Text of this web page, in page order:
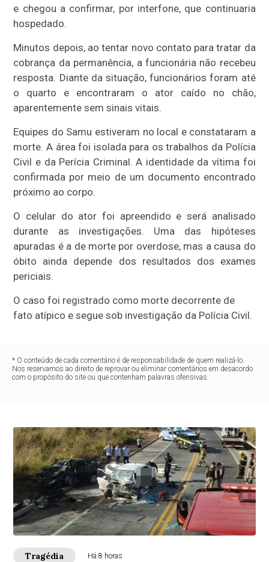
e chegou a confirmar, por interfone, que continuaria
hospedado.
Minutos depois, ao tentar novo contato para tratar da
cobrança da permanência, a funcionária não recebeu
resposta. Diante da situação, funcionários foram até
o quarto e encontraram o ator caído no chão,
aparentemente sem sinais vitais.
Equipes do Samu estiveram no local e constataram a
morte. A área foi isolada para os trabalhos da Polícia
Civil e da Perícia Criminal. A identidade da vítima foi
confirmada por meio de um documento encontrado
próximo ao corpo.
O celular do ator foi apreendido e será analisado
durante as investigações. Uma das hipóteses
apuradas é a de morte por overdose, mas a causa do
óbito ainda depende dos resultados dos exames
periciais.
O caso foi registrado como morte decorrente de
fato atípico e segue sob investigação da Polícia Civil.
* O conteúdo de cada comentário é de responsabilidade de quem realizá-lo.
Nos reservamos ao direito de reprovar ou eliminar comentários em desacordo
com o propósito do site ou que contenham palavras ofensivas.
Tragédia Há 8 horas